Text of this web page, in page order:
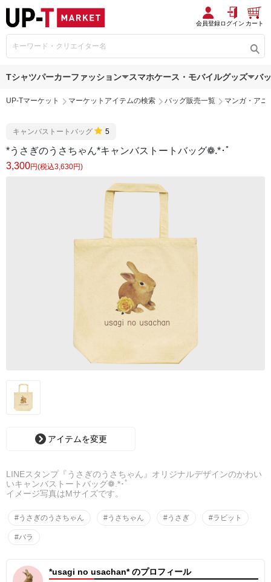
会員登録ログイン カート
Tシャツパーカーファッション スマホケース・モバイルグッズ バ
UP-Tマーケット マーケットアイテムの検索 バッグ販売一覧 マンガ・アニ
キャンバストートバッグ 5
*うさぎのうさちゃん*キャンバストートバッグ❁.*･ﾟ
3,300円(税込3,630円)
アイテムを変更
LINEスタンプ『うさぎのうさちゃん』オリジナルデザインのかわい
いキャンバストートバッグ❁.*･ﾟ
イメージ写真はMサイズです。
#うさぎのうさちゃん #うさちゃん #うさぎ #ラビット
#バラ
*usagi no usachan* のプロフィール